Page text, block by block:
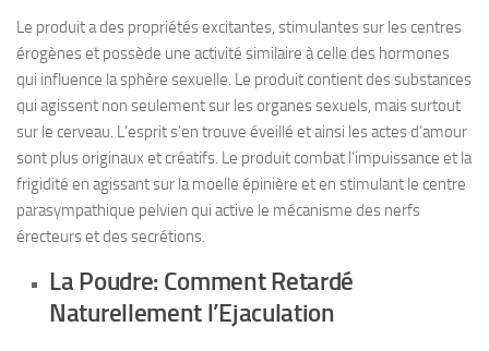
Le produit a des propriétés excitantes, stimulantes sur les centres
érogènes et possède une activité similaire à celle des hormones
qui influence la sphère sexuelle. Le produit contient des substances
qui agissent non seulement sur les organes sexuels, mais surtout
sur le cerveau. L’esprit s’en trouve éveillé et ainsi les actes d’amour
sont plus originaux et créatifs. Le produit combat l’impuissance et la
frigidité en agissant sur la moelle épinière et en stimulant le centre
parasympathique pelvien qui active le mécanisme des nerfs
érecteurs et des secrétions.
La Poudre: Comment Retardé
Naturellement l’Ejaculation